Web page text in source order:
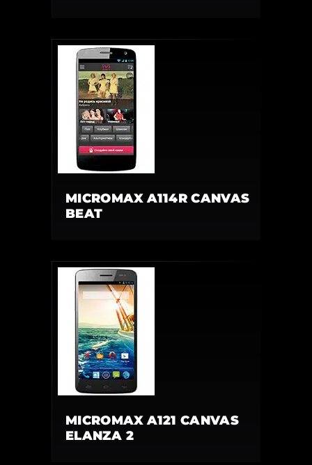
MICROMAX A114R CANVAS
BEAT
MICROMAX A121 CANVAS
ELANZA 2